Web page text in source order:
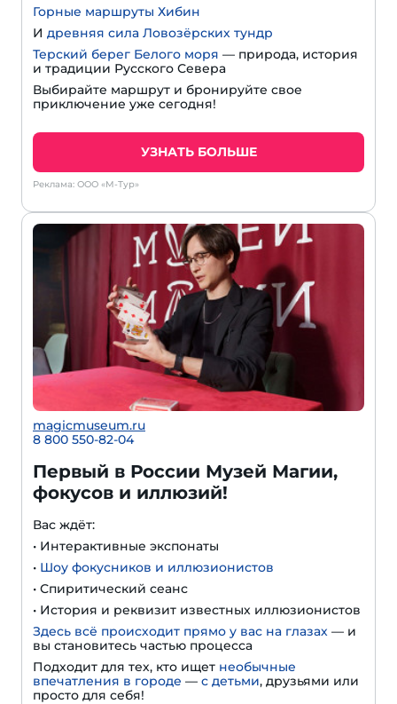
Горные маршруты Хибин
И древняя сила Ловозёрских тундр
Терский берег Белого моря — природа, история
и традиции Русского Севера
Выбирайте маршрут и бронируйте свое
приключение уже сегодня!
УЗНАТЬ БОЛЬШЕ
Реклама: ООО «М-Тур»
magicmuseum.ru
8 800 550-82-04
Первый в России Музей Магии,
фокусов и иллюзий!
Вас ждёт:
• Интерактивные экспонаты
• Шоу фокусников и иллюзионистов
• Спиритический сеанс
• История и реквизит известных иллюзионистов
Здесь всё происходит прямо у вас на глазах — и
вы становитесь частью процесса
Подходит для тех, кто ищет необычные
впечатления в городе — с детьми, друзьями или
просто для себя!